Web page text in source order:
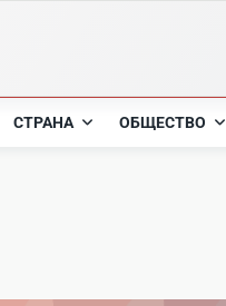
СТРАНА ОБЩЕСТВО